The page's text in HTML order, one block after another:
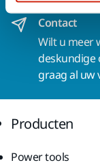
Contact
Wilt u meer
deskundige
graag al uw
Producten
Power tools